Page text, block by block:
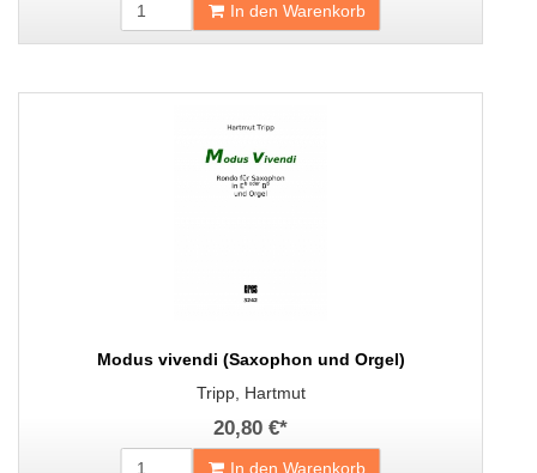
In den Warenkorb
Modus vivendi (Saxophon und Orgel)
Tripp, Hartmut
20,80 €*
In den Warenkorb